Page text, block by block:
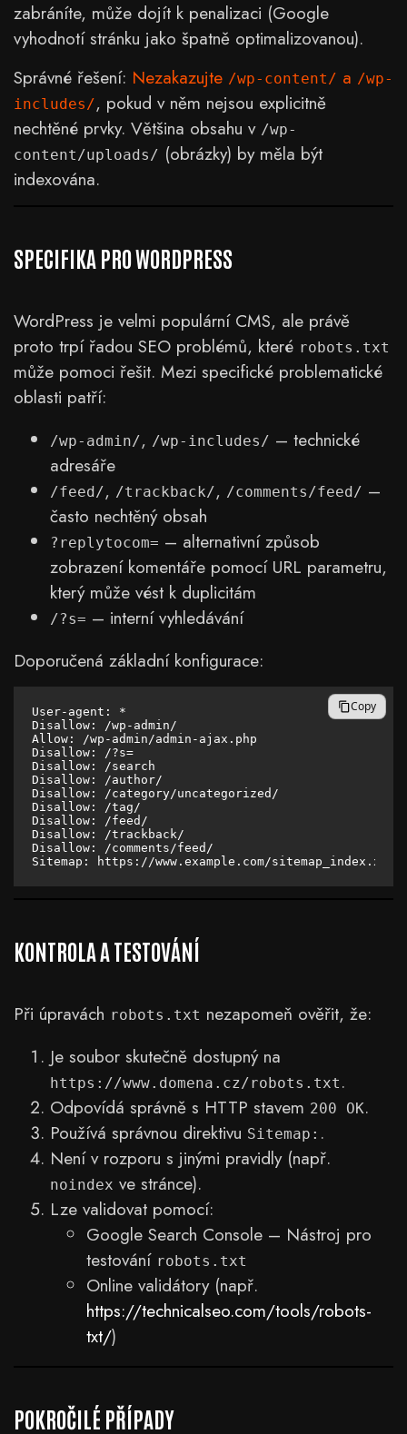
zabráníte, může dojít k penalizaci (Google
vyhodnotí stránku jako špatně optimalizovanou).
Správné řešení: Nezakazujte /wp-content/ a /wp-
includes/, pokud v něm nejsou explicitně
nechtěné prvky. Většina obsahu v /wp-
content/uploads/ (obrázky) by měla být
indexována.
SPECIFIKA PRO WORDPRESS
WordPress je velmi populární CMS, ale právě
proto trpí řadou SEO problémů, které robots.txt
může pomoci řešit. Mezi specifické problematické
oblasti patří:
/wp-admin/, /wp-includes/ – technické
adresáře
/feed/, /trackback/, /comments/feed/ –
často nechtěný obsah
?replytocom= – alternativní způsob
zobrazení komentáře pomocí URL parametru,
který může vést k duplicitám
/?s= – interní vyhledávání
Doporučená základní konfigurace:
User-agent: *
Disallow: /wp-admin/
Allow: /wp-admin/admin-ajax.php
Disallow: /?s=
Disallow: /search
Disallow: /author/
Disallow: /category/uncategorized/
Disallow: /tag/
Disallow: /feed/
Disallow: /trackback/
Disallow: /comments/feed/
Copy
KONTROLA A TESTOVÁNÍ
Při úpravách robots.txt nezapomeň ověřit, že:
Je soubor skutečně dostupný na
https://www.domena.cz/robots.txt .
Odpovídá správně s HTTP stavem 200 OK.
Používá správnou direktivu Sitemap: .
Není v rozporu s jinými pravidly (např.
noindex ve stránce).
Lze validovat pomocí:
Google Search Console – Nástroj pro
testování robots.txt
Online validátory (např.
https://technicalseo.com/tools/robots-
txt/)
POKROČILÉ PŘÍPADY